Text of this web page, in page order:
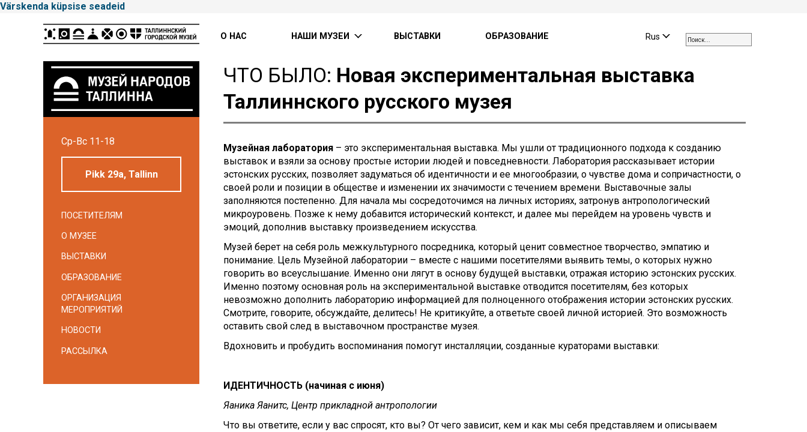
Värskenda küpsise seadeid
Linnamuuseum
the
up
Rus
Peamenüü
О НАС НАШИ МУЗЕИ ВЫСТАВКИ ОБРАЗОВАНИЕ
Ср-Вс 11-18
Pikk 29a, Tallinn
ПОСЕТИТЕЛЯМ
О МУЗЕЕ
ВЫСТАВКИ
ОБРАЗОВАНИЕ
ОРГАНИЗАЦИЯ
МЕРОПРИЯТИЙ
НОВОСТИ
РАССЫЛКА
ЧТО БЫЛО: Новая экспериментальная выставка
Таллиннского русского музея
Музейная лаборатория – это экспериментальная выставка. Мы ушли от традиционного подхода к созданию
выставок и взяли за основу простые истории людей и повседневности. Лаборатория рассказывает истории
эстонских русских, позволяет задуматься об идентичности и ее многообразии, о чувстве дома и сопричастности, о
своей роли и позиции в обществе и изменении их значимости с течением времени. Выставочные залы
заполняются постепенно. Для начала мы сосредоточимся на личных историях, затронув антропологический
микроуровень. Позже к нему добавится исторический контекст, и далее мы перейдем на уровень чувств и
эмоций, дополнив выставку произведением искусства.
Музей берет на себя роль межкультурного посредника, который ценит совместное творчество, эмпатию и
понимание. Цель Музейной лаборатории – вместе с нашими посетителями выявить темы, о которых нужно
говорить во всеуслышание. Именно они лягут в основу будущей выставки, отражая историю эстонских русских.
Именно поэтому основная роль на экспериментальной выставке отводится посетителям, без которых
невозможно дополнить лабораторию информацией для полноценного отображения истории эстонских русских.
Смотрите, говорите, обсуждайте, делитесь! Не критикуйте, а ответьте своей личной историей. Это возможность
оставить свой след в выставочном пространстве музея.
Вдохновить и пробудить воспоминания помогут инсталляции, созданные кураторами выставки:
ИДЕНТИЧНОСТЬ (начиная с июня)
Яаника Яанитс, Центр прикладной антропологии
Что вы ответите, если у вас спросят, кто вы? От чего зависит, кем и как мы себя представляем и описываем